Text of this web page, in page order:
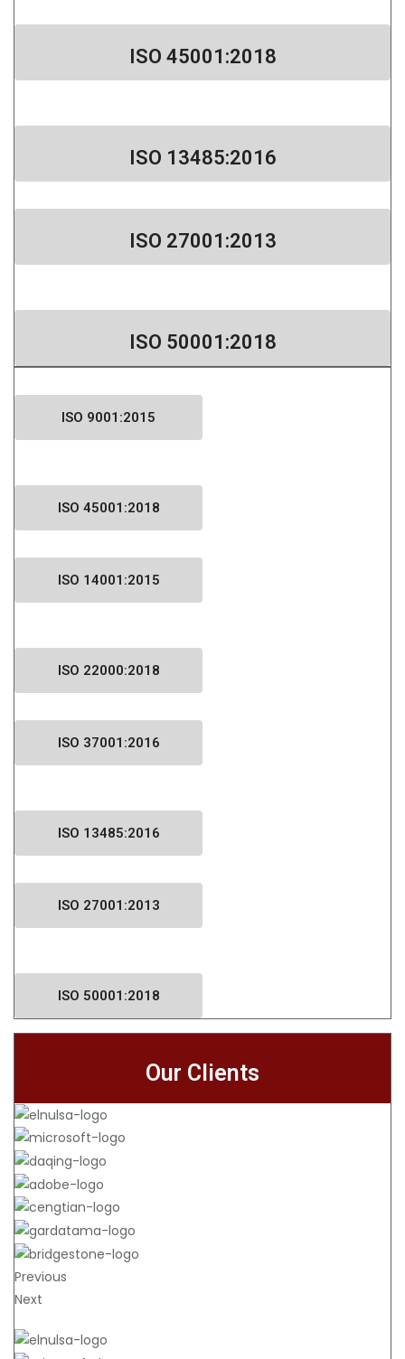
ISO 45001:2018​
ISO 13485:2016​
ISO 27001:2013​
ISO 50001:2018​
ISO 9001:2015
ISO 45001:2018​
ISO 14001:2015
ISO 22000:2018​
ISO 37001:2016​
ISO 13485:2016​
ISO 27001:2013​
ISO 50001:2018​
Our Clients
Previous
Next